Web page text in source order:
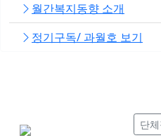
월간복지동향 소개
정기구독/ 과월호 보기
단